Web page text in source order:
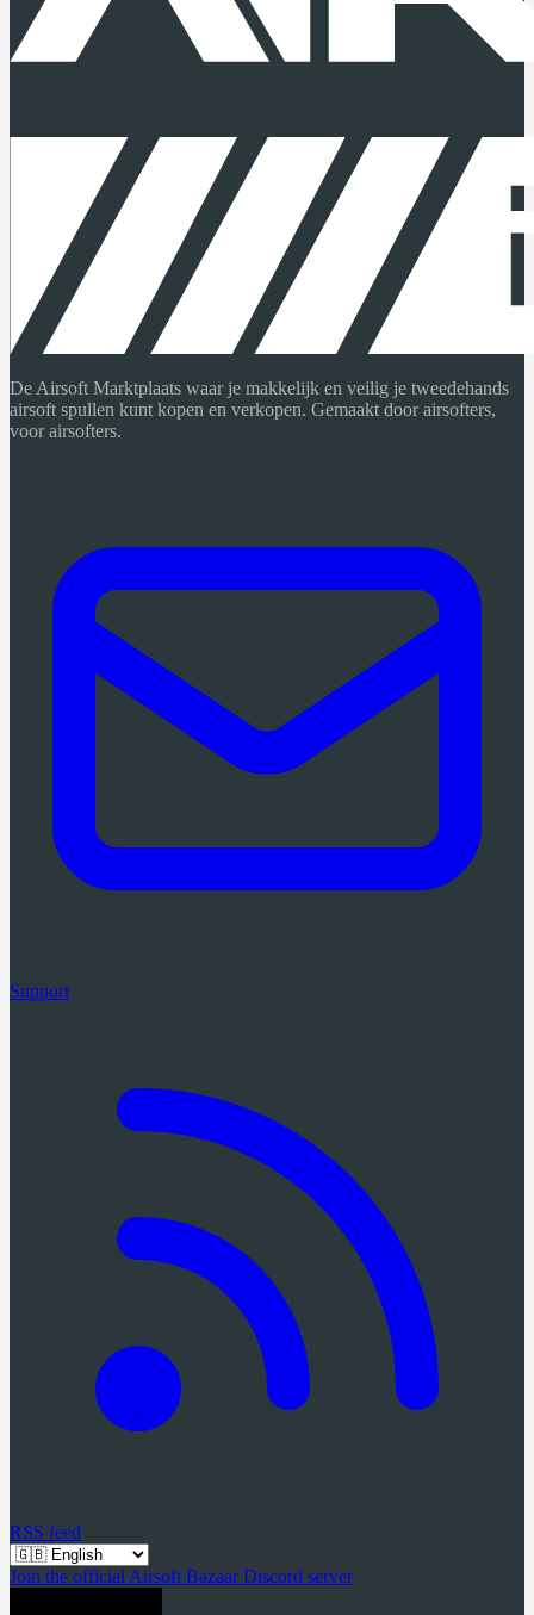
De Airsoft Marktplaats waar je makkelijk en veilig je tweedehands
airsoft spullen kunt kopen en verkopen. Gemaakt door airsofters,
voor airsofters.
Support
RSS feed
Join the official Airsoft Bazaar Discord server